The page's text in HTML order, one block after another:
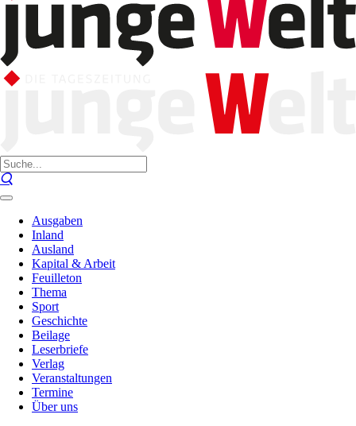
Ausgaben
Inland
Ausland
Kapital & Arbeit
Feuilleton
Thema
Sport
Geschichte
Beilage
Leserbriefe
Verlag
Veranstaltungen
Termine
Über uns